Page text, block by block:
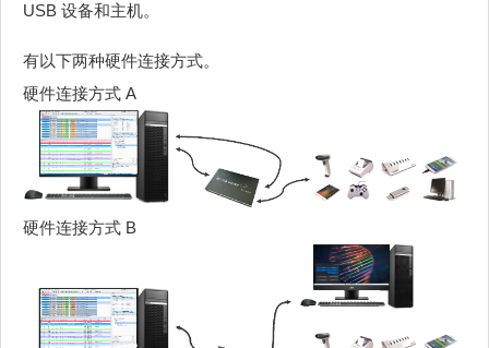
USB 设备和主机。
有以下两种硬件连接方式。
硬件连接方式 A
硬件连接方式 B